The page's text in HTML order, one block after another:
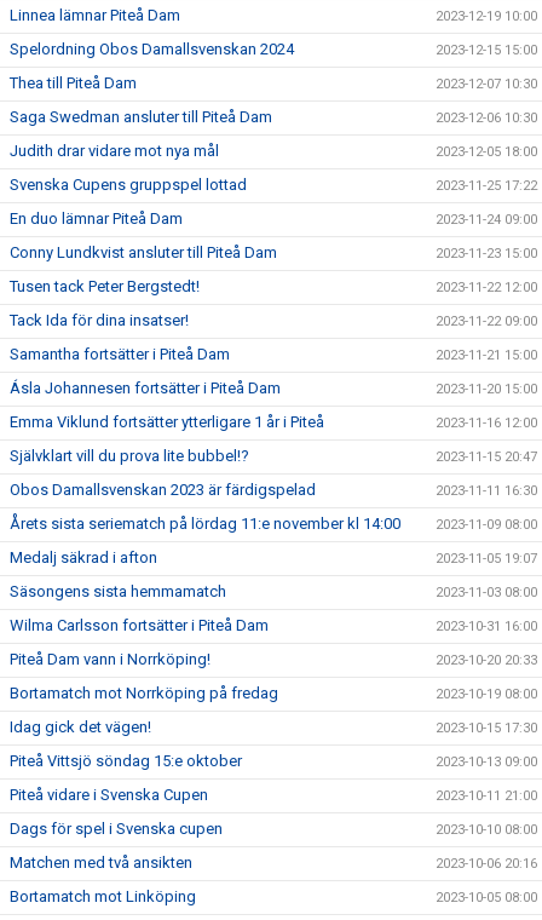
Linnea lämnar Piteå Dam 2023-12-19 10:00
Spelordning Obos Damallsvenskan 2024 2023-12-15 15:00
Thea till Piteå Dam 2023-12-07 10:30
Saga Swedman ansluter till Piteå Dam 2023-12-06 10:30
Judith drar vidare mot nya mål 2023-12-05 18:00
Svenska Cupens gruppspel lottad 2023-11-25 17:22
En duo lämnar Piteå Dam 2023-11-24 09:00
Conny Lundkvist ansluter till Piteå Dam 2023-11-23 15:00
Tusen tack Peter Bergstedt! 2023-11-22 12:00
Tack Ida för dina insatser! 2023-11-22 09:00
Samantha fortsätter i Piteå Dam 2023-11-21 15:00
Ásla Johannesen fortsätter i Piteå Dam 2023-11-20 15:00
Emma Viklund fortsätter ytterligare 1 år i Piteå 2023-11-16 12:00
Självklart vill du prova lite bubbel!? 2023-11-15 20:47
Obos Damallsvenskan 2023 är färdigspelad 2023-11-11 16:30
Årets sista seriematch på lördag 11:e november kl 14:00 2023-11-09 08:00
Medalj säkrad i afton 2023-11-05 19:07
Säsongens sista hemmamatch 2023-11-03 08:00
Wilma Carlsson fortsätter i Piteå Dam 2023-10-31 16:00
Piteå Dam vann i Norrköping! 2023-10-20 20:33
Bortamatch mot Norrköping på fredag 2023-10-19 08:00
Idag gick det vägen! 2023-10-15 17:30
Piteå Vittsjö söndag 15:e oktober 2023-10-13 09:00
Piteå vidare i Svenska Cupen 2023-10-11 21:00
Dags för spel i Svenska cupen 2023-10-10 08:00
Matchen med två ansikten 2023-10-06 20:16
Bortamatch mot Linköping 2023-10-05 08:00